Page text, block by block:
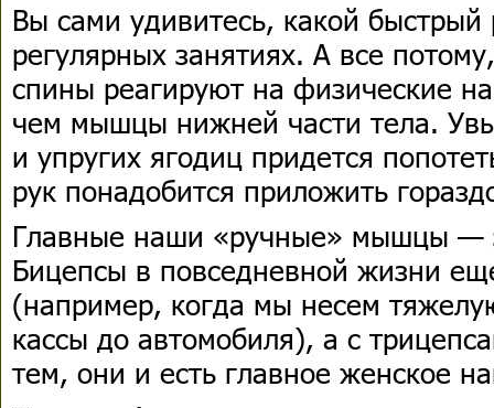
Вы сами удивитесь, какой
регулярных занятиях. А все
спины реагируют на физические
чем мышцы нижней части тела.
и упругих ягодиц придется
рук понадобится приложить
Главные наши «ручные» мышцы —
Бицепсы в повседневной жизни
(например, когда мы несем
кассы до автомобиля), а с
тем, они и есть главное женское